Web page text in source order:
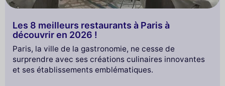
Les 8 meilleurs restaurants à Paris à
découvrir en 2026 !
Paris, la ville de la gastronomie, ne cesse de
surprendre avec ses créations culinaires innovantes
et ses établissements emblématiques.